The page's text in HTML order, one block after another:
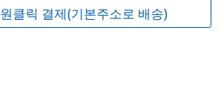
원클릭 결제(기본주소로 배송)